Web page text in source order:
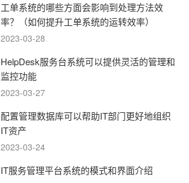
工单系统的哪些方面会影响到处理方法效
率？（如何提升工单系统的运转效率）
2023-03-28
HelpDesk服务台系统可以提供灵活的管理和
监控功能
2023-03-27
配置管理数据库可以帮助IT部门更好地组织
IT资产
2023-03-24
IT服务管理平台系统的模式和界面介绍